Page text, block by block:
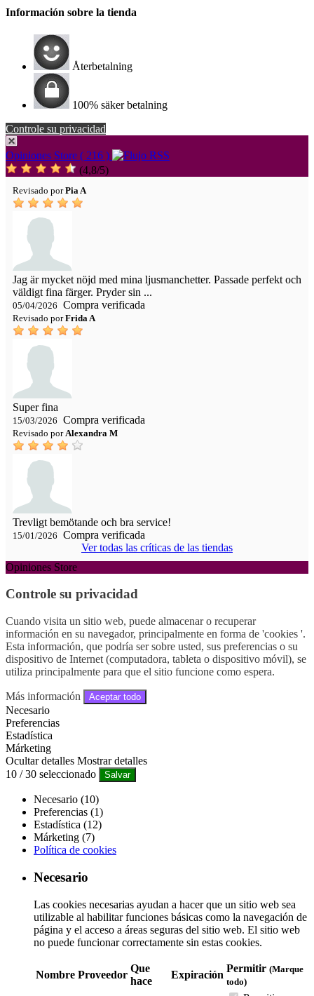
Información sobre la tienda
Återbetalning
100% säker betalning
Controle su privacidad
Opiniones Store ( 216 )
(4,8/5)
Revisado porPia A
Jag är mycket nöjd med mina ljusmanchetter. Passade perfekt och
väldigt fina färger. Pryder sin ...
05/04/2026 Compra verificada
Revisado porFrida A
Super fina
15/03/2026 Compra verificada
Revisado por Alexandra M
Trevligt bemötande och bra service!
15/01/2026 Compra verificada
Ver todas las críticas de las tiendas
Opiniones Store
Controle su privacidad
Cuando visita un sitio web, puede almacenar o recuperar
información en su navegador, principalmente en forma de 'cookies '.
Esta información, que podría ser sobre usted, sus preferencias o su
dispositivo de Internet (computadora, tableta o dispositivo móvil), se
utiliza principalmente para que el sitio funcione como espera.
Más información Aceptar todo
Necesario
Preferencias
Estadística
Márketing
Ocultar detalles Mostrar detalles
10 /30 seleccionado Salvar
Necesario (10)
Preferencias (1)
Estadística (12)
Márketing (7)
Política de cookies
Necesario
Las cookies necesarias ayudan a hacer que un sitio web sea
utilizable al habilitar funciones básicas como la navegación de
página y el acceso a áreas seguras del sitio web. El sitio web
no puede funcionar correctamente sin estas cookies.
Nombre Proveedor
Que
hace
Expiración
Permitir (Marque
todo)